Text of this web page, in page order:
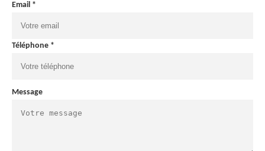
Email *
Téléphone *
Message